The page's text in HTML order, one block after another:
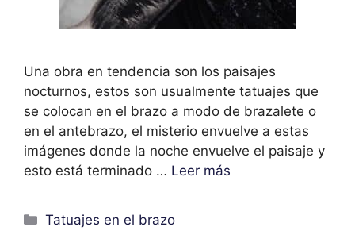
Una obra en tendencia son los paisajes
nocturnos, estos son usualmente tatuajes que
se colocan en el brazo a modo de brazalete o
en el antebrazo, el misterio envuelve a estas
imágenes donde la noche envuelve el paisaje y
esto está terminado … Leer más
Categorías
Tatuajes en el brazo